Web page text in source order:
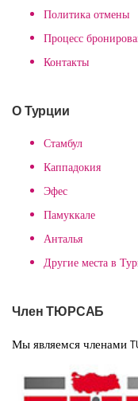
Политика отмены
Процесс
Контакты
О Турции
Стамбул
Каппадокия
Эфес
Памуккале
Анталья
Другие места в
Член ТЮРСАБ
Мы являемся членами